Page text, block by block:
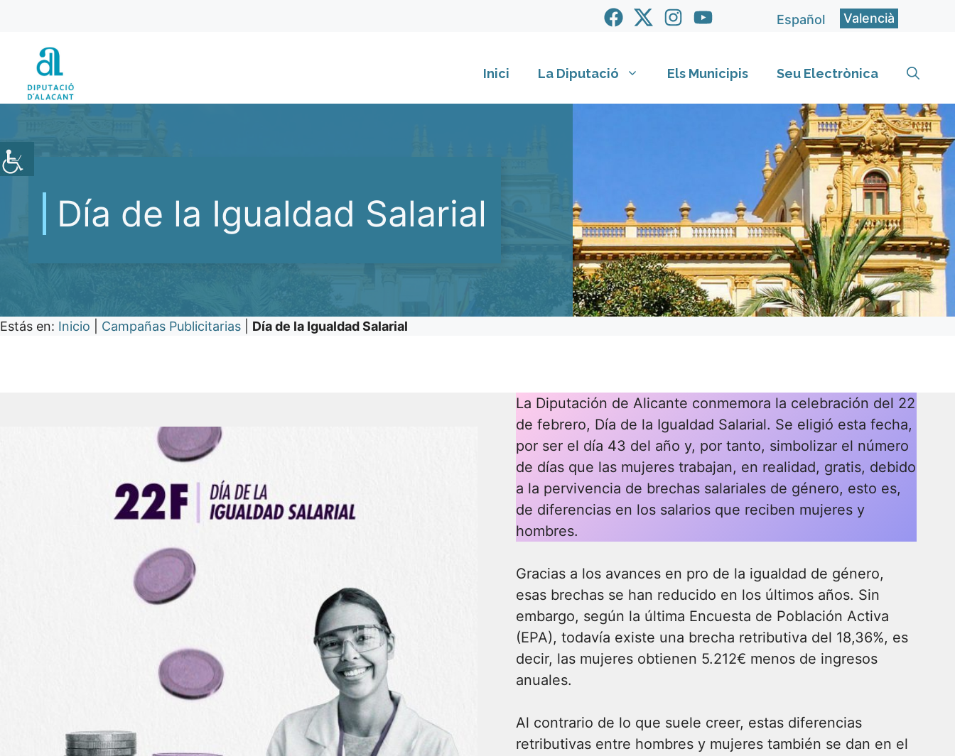
contingut
Español Valencià
Inici La Diputació Els Municipis Seu Electrònica
Día de la Igualdad Salarial
Estás en: Inicio Campañas Publicitarias Día de la Igualdad Salarial
La Diputación de Alicante conmemora la celebración del 22
de febrero, Día de la Igualdad Salarial. Se eligió esta fecha,
por ser el día 43 del año y, por tanto, simbolizar el número
de días que las mujeres trabajan, en realidad, gratis, debido
a la pervivencia de brechas salariales de género, esto es,
de diferencias en los salarios que reciben mujeres y
hombres.
Gracias a los avances en pro de la igualdad de género,
esas brechas se han reducido en los últimos años. Sin
embargo, según la última Encuesta de Población Activa
(EPA), todavía existe una brecha retributiva del 18,36%, es
decir, las mujeres obtienen 5.212€ menos de ingresos
anuales.
Al contrario de lo que suele creer, estas diferencias
retributivas entre hombres y mujeres también se dan en el